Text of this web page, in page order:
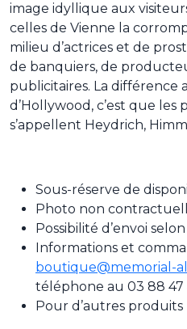
image idyllique aux
celles de Vienne la
milieu d’actrices et de
de banquiers, de
publicitaires. La différence
d’Hollywood, c’est que
s’appellent Heydrich,
Sous-réserve de
Photo non
Possibilité d’envoi
Informations et
boutique@memorial-
téléphone au 03 88 47
Pour d’autres